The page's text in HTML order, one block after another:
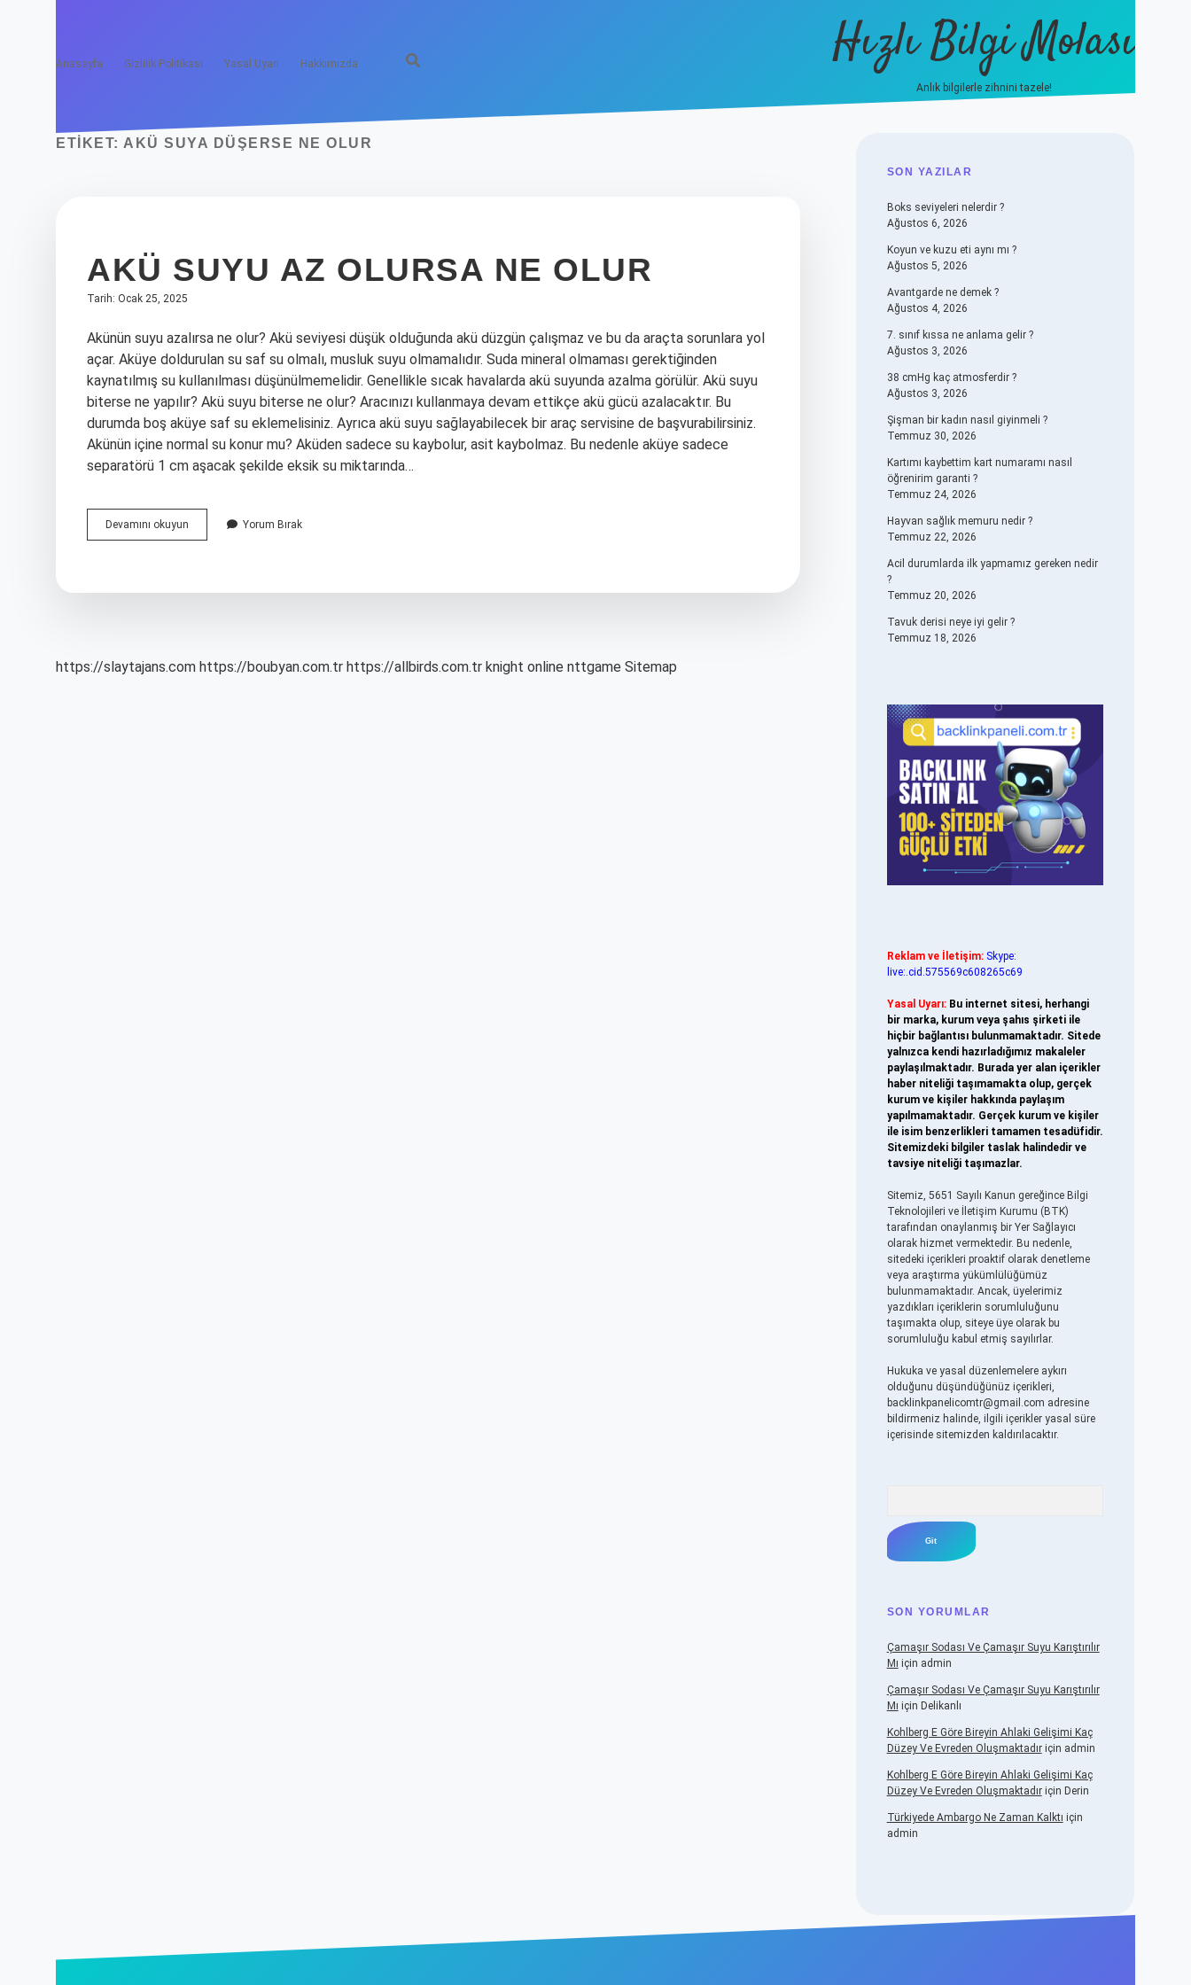
Anasayfa Gizlilik Politikası Yasal Uyarı Hakkımızda Hızlı Bilgi Molası
Anlık bilgilerle zihnini tazele!
ETIKET: AKÜ SUYA DÜŞERSE NE OLUR
AKÜ SUYU AZ OLURSA NE OLUR
Tarih: Ocak 25, 2025
Akünün suyu azalırsa ne olur? Akü seviyesi düşük olduğunda akü düzgün çalışmaz ve bu da araçta sorunlara yol
açar. Aküye doldurulan su saf su olmalı, musluk suyu olmamalıdır. Suda mineral olmaması gerektiğinden
kaynatılmış su kullanılması düşünülmemelidir. Genellikle sıcak havalarda akü suyunda azalma görülür. Akü suyu
biterse ne yapılır? Akü suyu biterse ne olur? Aracınızı kullanmaya devam ettikçe akü gücü azalacaktır. Bu
durumda boş aküye saf su eklemelisiniz. Ayrıca akü suyu sağlayabilecek bir araç servisine de başvurabilirsiniz.
Akünün içine normal su konur mu? Aküden sadece su kaybolur, asit kaybolmaz. Bu nedenle aküye sadece
separatörü 1 cm aşacak şekilde eksik su miktarında…
Devamını okuyun
Suyu
Yorum Bırak
https://slaytajans.com https://boubyan.com.tr https://allbirds.com.tr knight online nttgame Sitemap
SIDEBAR
SON YAZILAR
Boks seviyeleri nelerdir ?
Ağustos 6, 2026
Koyun ve kuzu eti aynı mı ?
Ağustos 5, 2026
Avantgarde ne demek ?
Ağustos 4, 2026
7. sınıf kıssa ne anlama gelir ?
Ağustos 3, 2026
38 cmHg kaç atmosferdir ?
Ağustos 3, 2026
Şişman bir kadın nasıl giyinmeli ?
Temmuz 30, 2026
Kartımı kaybettim kart numaramı nasıl
öğrenirim garanti ?
Temmuz 24, 2026
Hayvan sağlık memuru nedir ?
Temmuz 22, 2026
Acil durumlarda ilk yapmamız gereken nedir
?
Temmuz 20, 2026
Tavuk derisi neye iyi gelir ?
Temmuz 18, 2026
Reklam ve İletişim: Skype:
live:.cid.575569c608265c69
Yasal Uyarı: Bu internet sitesi, herhangi
bir marka, kurum veya şahıs şirketi ile
hiçbir bağlantısı bulunmamaktadır. Sitede
yalnızca kendi hazırladığımız makaleler
paylaşılmaktadır. Burada yer alan içerikler
haber niteliği taşımamakta olup, gerçek
kurum ve kişiler hakkında paylaşım
yapılmamaktadır. Gerçek kurum ve kişiler
ile isim benzerlikleri tamamen tesadüfidir.
Sitemizdeki bilgiler taslak halindedir ve
tavsiye niteliği taşımazlar.
Sitemiz, 5651 Sayılı Kanun gereğince Bilgi
Teknolojileri ve İletişim Kurumu (BTK)
tarafından onaylanmış bir Yer Sağlayıcı
olarak hizmet vermektedir. Bu nedenle,
sitedeki içerikleri proaktif olarak denetleme
veya araştırma yükümlülüğümüz
bulunmamaktadır. Ancak, üyelerimiz
yazdıkları içeriklerin sorumluluğunu
taşımakta olup, siteye üye olarak bu
sorumluluğu kabul etmiş sayılırlar.
Hukuka ve yasal düzenlemelere aykırı
olduğunu düşündüğünüz içerikleri,
backlinkpanelicomtr@gmail.com adresine
bildirmeniz halinde, ilgili içerikler yasal süre
içerisinde sitemizden kaldırılacaktır.
SON YORUMLAR
Çamaşır Sodası Ve Çamaşır Suyu Karıştırılır
Mı için admin
Çamaşır Sodası Ve Çamaşır Suyu Karıştırılır
Mı için Delikanlı
Kohlberg E Göre Bireyin Ahlaki Gelişimi Kaç
Düzey Ve Evreden Oluşmaktadıriçin admin
Kohlberg E Göre Bireyin Ahlaki Gelişimi Kaç
Düzey Ve Evreden Oluşmaktadıriçin Derin
Türkiyede Ambargo Ne Zaman Kalktı için
admin